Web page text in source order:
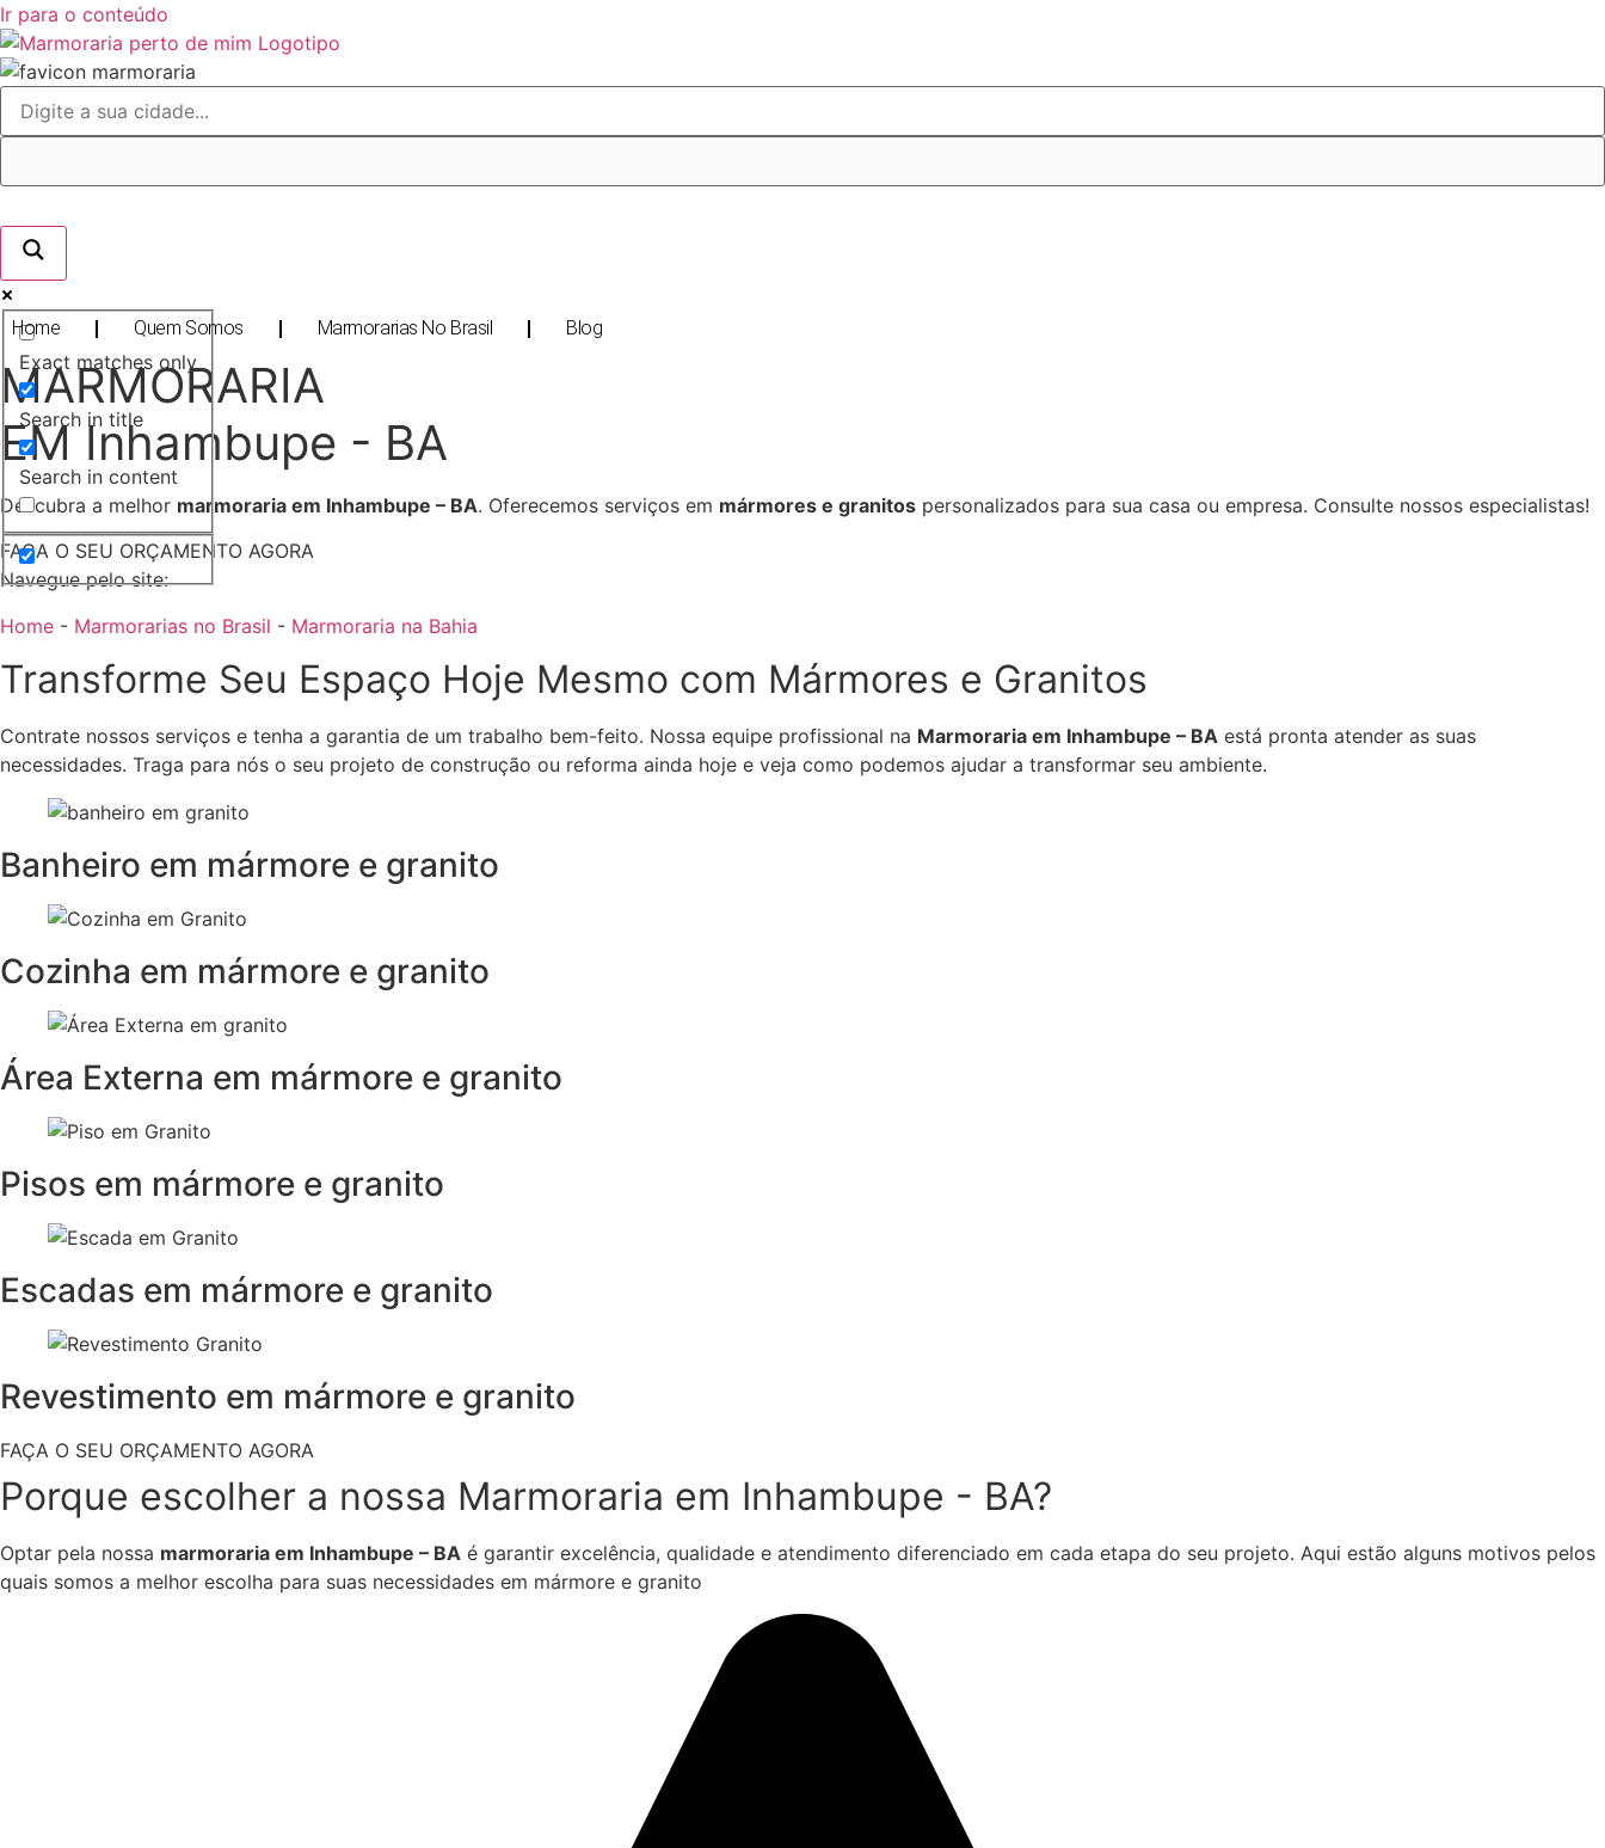
Ir para o conteúdo
Exact matches only
Search in title
Search in content
Home Quem Somos Marmorarias No Brasil Blog
MARMORARIA
EM Inhambupe - BA
Descubra a melhor marmoraria em Inhambupe – BA. Oferecemos serviços em mármores e granitos personalizados para sua casa ou empresa. Consulte nossos especialistas!
FAÇA O SEU ORÇAMENTO AGORA
Navegue pelo site:
Home - Marmorarias no Brasil - Marmoraria na Bahia
Transforme Seu Espaço Hoje Mesmo com Mármores e Granitos
Contrate nossos serviços e tenha a garantia de um trabalho bem-feito. Nossa equipe profissional na Marmoraria em Inhambupe – BA está pronta atender as suas
necessidades. Traga para nós o seu projeto de construção ou reforma ainda hoje e veja como podemos ajudar a transformar seu ambiente.
Banheiro em mármore e granito
Cozinha em mármore e granito
Área Externa em mármore e granito
Pisos em mármore e granito
Escadas em mármore e granito
Revestimento em mármore e granito
FAÇA O SEU ORÇAMENTO AGORA
Porque escolher a nossa Marmoraria em Inhambupe - BA?
Optar pela nossa marmoraria em Inhambupe – BA é garantir excelência, qualidade e atendimento diferenciado em cada etapa do seu projeto. Aqui estão alguns motivos pelos
quais somos a melhor escolha para suas necessidades em mármore e granito